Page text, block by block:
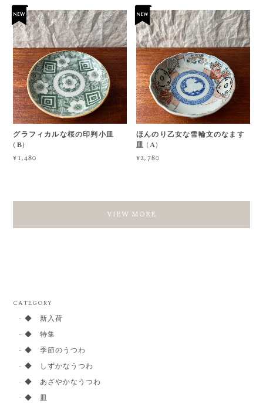
グラフィカルな桜の印判小皿
(B)
¥1,480
ほんのり乙女な雪輪文のなます
皿 (A)
¥2,780
VIEW MORE
CATEGORY
◆ 新入荷
◆ 特集
◆ 季節のうつわ
◆ しずかなうつわ
◆ あざやかなうつわ
◆ 皿